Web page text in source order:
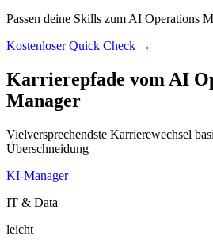
Passen deine Skills zum AI Operations
Kostenloser Quick Check →
Karrierepfade vom AI
Manager
Vielversprechendste Karrierewechsel
Überschneidung
KI-Manager
IT & Data
leicht